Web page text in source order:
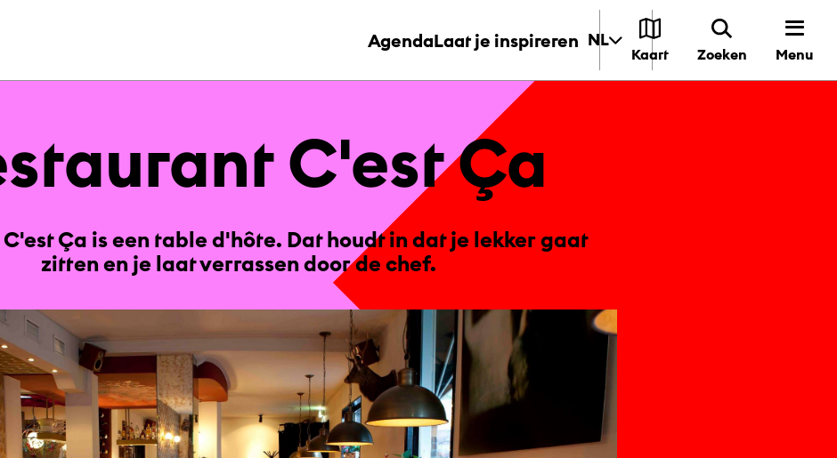
AgendaLaat je inspireren NL
Kaart Zoeken Menu
C'est Ça
Ça is een table d'hôte. Dat houdt in dat je lekker gaat
zitten en je laat verrassen door de chef.